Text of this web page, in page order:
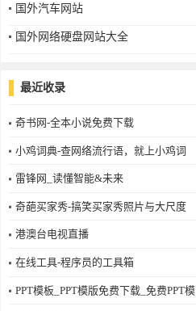
国外汽车网站
国外网络硬盘网站大全
最近收录
奇书网-全本小说免费下载
小鸡词典-查网络流行语，就上小鸡词
雷锋网_读懂智能&未来
奇葩买家秀-搞笑买家秀照片与大尺度
港澳台电视直播
在线工具-程序员的工具箱
PPT模板_PPT模版免费下载_免费PPT模